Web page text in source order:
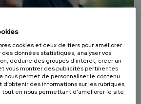
PSYCHOLOGIE
PHILOSOPHIE
cookies et ceux de tiers pour améliorer
des données statistiques, analyser vos
déduire des groupes d’intérêt, créer un
vous montrer des publicités pertinentes
nous permet de personnaliser le contenu
d’obtenir des informations sur les rubriques
en nous permettant d’améliorer le site